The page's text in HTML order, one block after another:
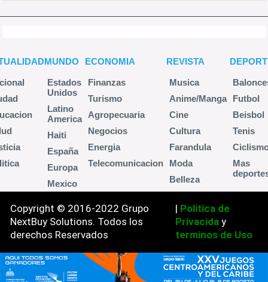
MUNDO
Estados
Unidos
Latino
America
Haiti
España
Europa
Mexico
ECONOMIA
Finanzas
Turismo
Agropecuaria
Negocios
Energia
Telecomunicacion
REVISTA
Musica
Anime/Manga
Cine
Cultura
Farandula
Moda
Belleza
Futbol
Beisbol
Tenis
Mas
Copyright © 2016-2022 Grupo
NextBuy Solutions. Todos los
derechos Reservados
| Politica de
Privacida y
terminos de Uso